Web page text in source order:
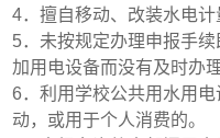
4．擅自移动、改装水电
5．未按规定办理申报手
加用电设备而没有及时办
6 ．利用学校公共用水用
动，或用于个人消费的。